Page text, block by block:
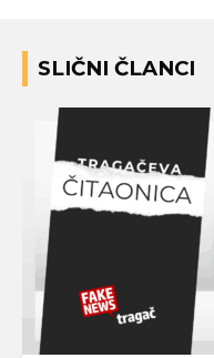
SLIČNI ČLANCI